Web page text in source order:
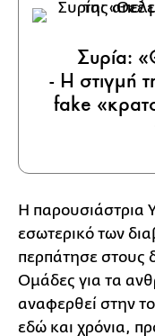
Συρία:
- Η στιγμή
fake
Η παρουσιάστρια
εσωτερικό των
περπάτησε στους
Ομάδες για τα
αναφερθεί στην
εδώ και χρόνια,